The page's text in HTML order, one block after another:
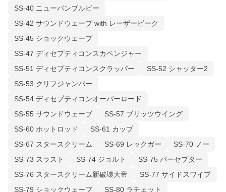
SS-40 ニューバンブルビー
SS-42 サウンドウェーブ with レーザービーク
SS-45 ショックウェーブ
SS-47 ディセプティコンスカベンジャー
SS-51 ディセプティコンスクラッパー
SS-52 シャッター2
SS-53 クリフジャンパー
SS-54 ディセプティコンオーバーロード
SS-55 サウンドウェーブ
SS-57 ブリッツウイング
SS-60 ホットロッド
SS-61 カップ
SS-67 スタースクリーム
SS-69 レックガー
SS-70 ノー
SS-73 スラスト
SS-74 ジョルト
SS-75 パーセプター
SS-76 スタースクリーム新破壊大帝
SS-77 サイドスワイプ
SS-79 ショックウェーブ
SS-80 ラチェット